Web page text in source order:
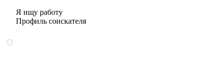
Я ищу работу
Профиль соискателя